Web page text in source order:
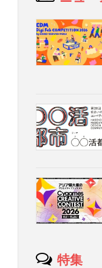
特集